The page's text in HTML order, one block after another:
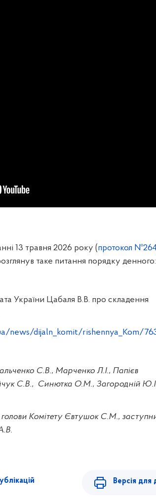
13 травня 2026 року (протокол №264
таке питання порядку денного:
України Цабаля В.В. про складення
news/dijaln_komit/rishennya_Kom/
С.В., Марченко Л.І., Папієв
С.В., Синютка О.М., Загородній
Комітету Євтушок С.М.,
Версія для